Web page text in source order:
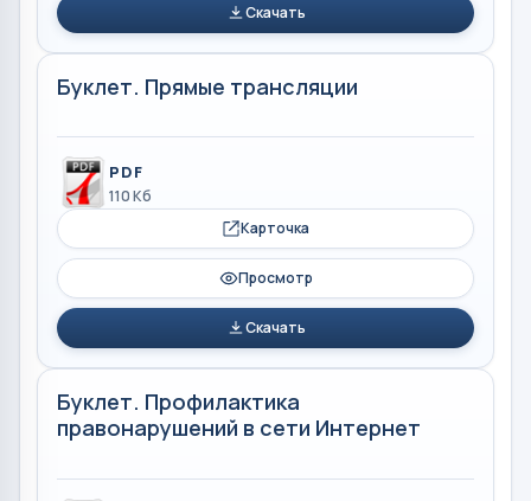
Скачать
Буклет. Прямые трансляции
PDF
110 Кб
Карточка
Просмотр
Скачать
Буклет. Профилактика
правонарушений в сети Интернет